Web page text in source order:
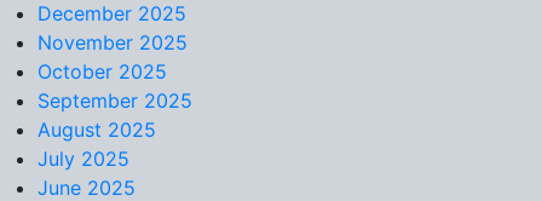
December 2025
November 2025
October 2025
September 2025
August 2025
July 2025
June 2025